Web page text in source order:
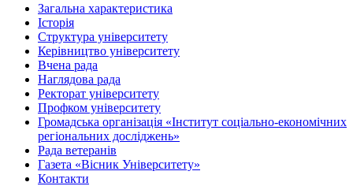
Загальна характеристика
Історія
Структура університету
Керівництво університету
Вчена рада
Наглядова рада
Ректорат університету
Профком університету
Громадська організація «Інститут соціально-економічних
регіональних досліджень»
Рада ветеранів
Газета «Вісник Університету»
Контакти